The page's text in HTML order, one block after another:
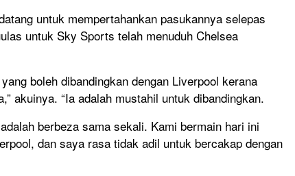
untuk mempertahankan pasukannya selepas
untuk Sky Sports telah menuduh Chelsea
boleh dibandingkan dengan Liverpool kerana
akuinya. “Ia adalah mustahil untuk dibandingkan.
berbeza sama sekali. Kami bermain hari ini
dan saya rasa tidak adil untuk bercakap dengan